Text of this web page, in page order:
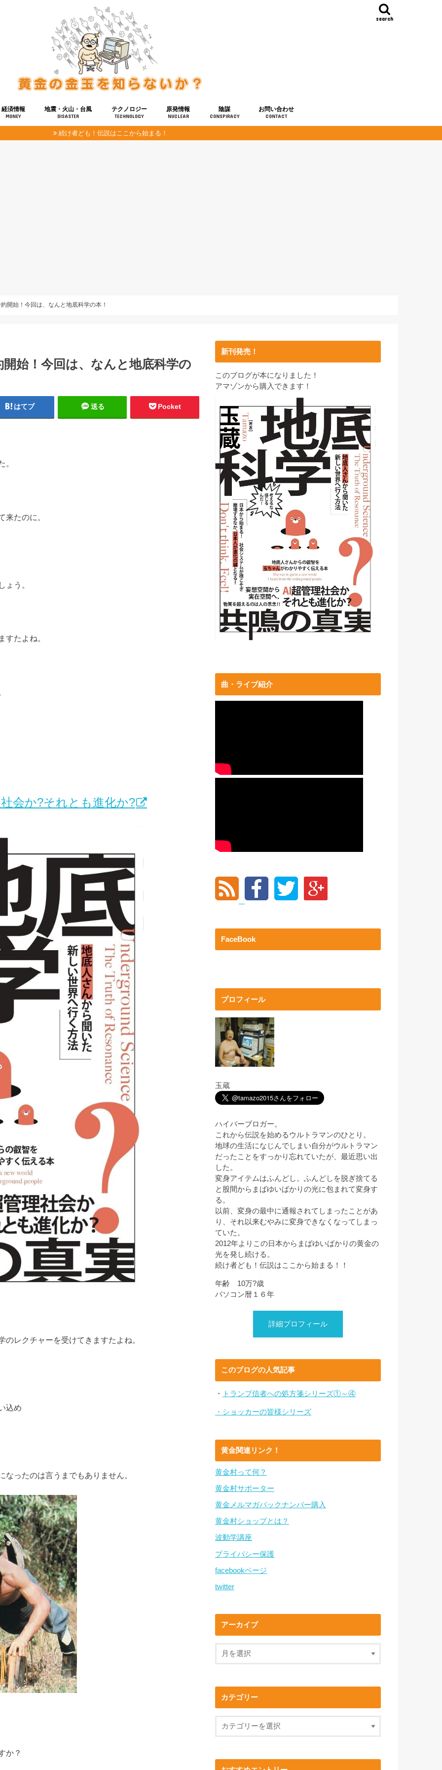
search
経済情報
MONEY
地震・火山・台風
DISASTER
テクノロジー
TECHNOLOGY
健康
宇宙
原発情報
NUCLEAR
陰謀
CONSPIRACY
お問い合わせ
CONTACT
続け者ども！伝説はここから始まる！
開始！今回は、なんと地底科学の本！
始！今回は、なんと地底科学の
はてブ 送る Pocket
。
来たのに。
ょう。
すたよね。
会か?それとも進化か?
レクチャーを受けてきますたよね。
込め
ったのは言うまでもありません。
か？
新刊発売！
このブログが本になりました！
アマゾンから購入できます！
曲・ライブ紹介
FaceBook
プロフィール
玉蔵
ハイパーブロガー。
これから伝説を始めるウルトラマンのひとり。
地球の生活になじんでしまい自分がウルトラマン
だったことをすっかり忘れていたが、最近思い出
した。
変身アイテムはふんどし。ふんどしを脱ぎ捨てる
と股間からまばゆいばかりの光に包まれて変身す
る。
以前、変身の最中に通報されてしまったことがあ
り、それ以来むやみに変身できなくなってしまっ
ていた。
2012年よりこの日本からまばゆいばかりの黄金の
光を発し続ける。
続け者ども！伝説はここから始まる！！
年齢 10万?歳
パソコン暦１６年
詳細プロフィール
このブログの人気記事
・ トランプ信者への処方箋シリーズ①～④
・ショッカーの皆様シリーズ
黄金関連リンク！
黄金村って何？
黄金村サポーター
黄金メルマガバックナンバー購入
黄金村ショップとは？
波動学講座
プライバシー保護
facebookページ
twitter
アーカイブ
カテゴリー